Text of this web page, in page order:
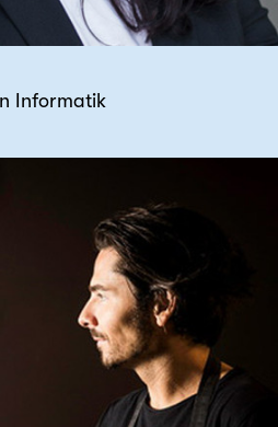
Informatik